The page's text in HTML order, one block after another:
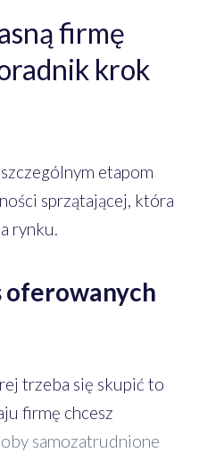
firmę
krok
etapom
sprzątającej, która
rynku.
oferowanych
trzeba się skupić to
firmę chcesz
samozatrudnione